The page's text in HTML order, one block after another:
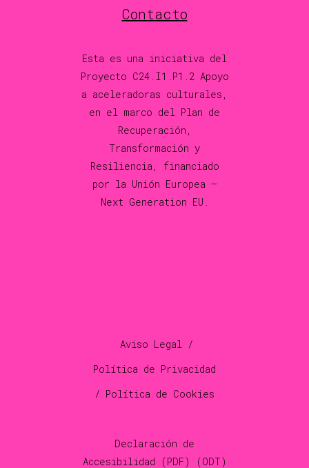
Contacto
Esta es una iniciativa del
Proyecto C24.I1.P1.2 Apoyo
a aceleradoras culturales,
en el marco del Plan de
Recuperación,
Transformación y
Resiliencia, financiado
por la Unión Europea –
Next Generation EU.
Aviso Legal /
Política de Privacidad
/ Política de Cookies
Declaración de
Accesibilidad (PDF) (ODT)